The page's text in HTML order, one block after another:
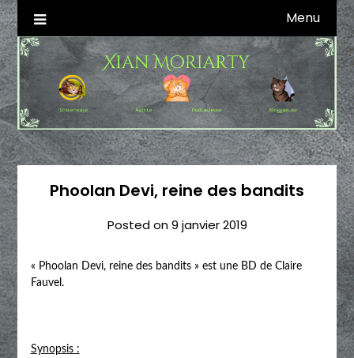
Skip
to
content
Xian Moriarty
Autrice SFFF & Blogueuse & Streameuse Menu
Phoolan Devi, reine des bandits
Posted on9 janvier 2019
« Phoolan Devi, reine des bandits » est une BD de Claire
Fauvel.
Synopsis :